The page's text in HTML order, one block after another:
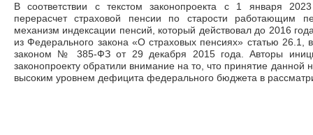
В соответствии с текстом законопроекта с 1 января
перерасчет страховой пенсии по старости работающим
механизм индексации пенсий, который действовал до 2016
из Федерального закона «О страховых пенсиях» статью
законом № 385-ФЗ от 29 декабря 2015 года. Авторы
законопроекту обратили внимание на то, что принятие
высоким уровнем дефицита федерального бюджета в